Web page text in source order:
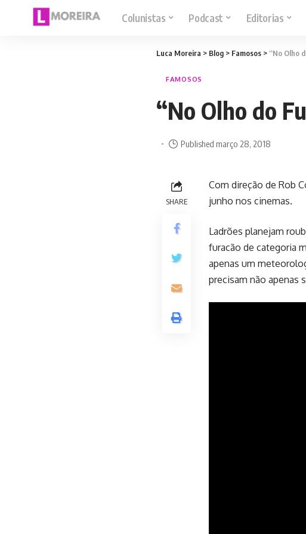
Colunistas Podcast Editorias
Luca Moreira > Blog > Famosos > “No Olho
FAMOSOS
“No Olho do
Published março 28, 2018
SHARE
Com direção de Rob
junho nos cinemas.
Ladrões planejam
furacão de categoria
apenas um
precisam não apenas